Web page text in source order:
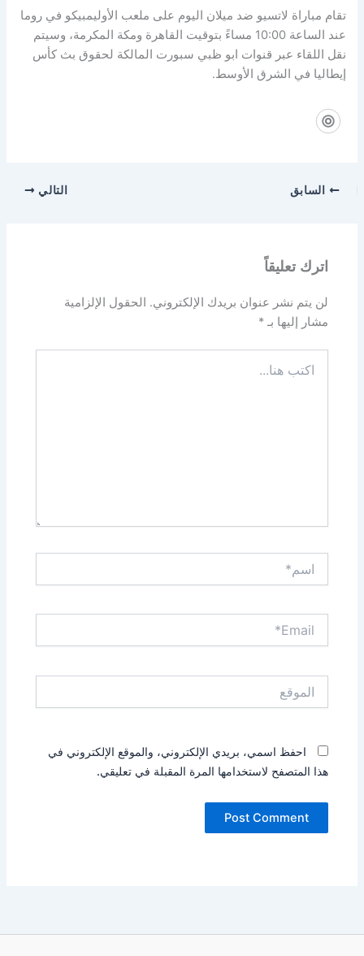
تقام مباراة لاتسيو ضد ميلان اليوم على ملعب الأوليمبيكو في روما
عند الساعة 10:00 مساءً بتوقيت القاهرة ومكة المكرمة، وسيتم
نقل اللقاء عبر قنوات ابو ظبي سبورت المالكة لحقوق بث كأس
إيطاليا في الشرق الأوسط.
السابق التالي
اترك تعليقاً
لن يتم نشر عنوان بريدك الإلكتروني. الحقول الإلزامية
مشار إليها بـ*
هنا...
احفظ اسمي، بريدي الإلكتروني، والموقع الإلكتروني في
هذا المتصفح لاستخدامها المرة المقبلة في تعليقي.